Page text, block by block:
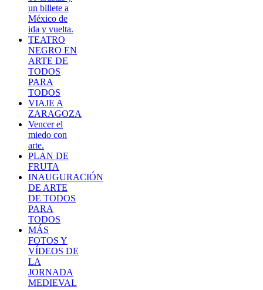
un billete a
México de
ida y vuelta.
TEATRO
NEGRO EN
ARTE DE
TODOS
PARA
TODOS
VIAJE A
ZARAGOZA
Vencer el
miedo con
arte.
PLAN DE
FRUTA
INAUGURACIÓN
DE ARTE
DE TODOS
PARA
TODOS
MÁS
FOTOS Y
VÍDEOS DE
LA
JORNADA
MEDIEVAL